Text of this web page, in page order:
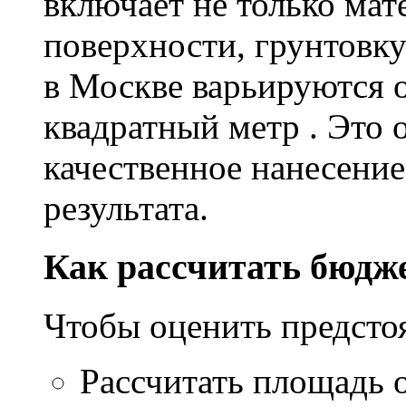
поверхности,
в Москве варьируются
квадратный метр . Это
качественное
результата.
Как рассчитать
Чтобы оценить
Рассчитать площадь